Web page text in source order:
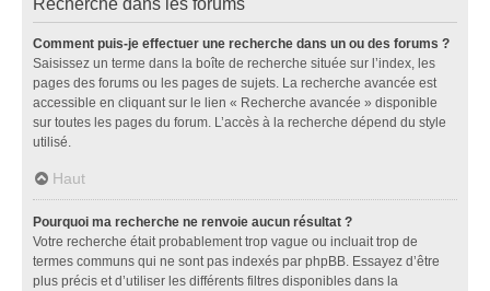
Comment puis-je effectuer une recherche dans un ou des forums ?
Saisissez un terme dans la boîte de recherche située sur l’index, les
pages des forums ou les pages de sujets. La recherche avancée est
accessible en cliquant sur le lien « Recherche avancée » disponible
sur toutes les pages du forum. L’accès à la recherche dépend du style
utilisé.
Haut
Pourquoi ma recherche ne renvoie aucun résultat ?
Votre recherche était probablement trop vague ou incluait trop de
termes communs qui ne sont pas indexés par phpBB. Essayez d’être
plus précis et d’utiliser les différents filtres disponibles dans la